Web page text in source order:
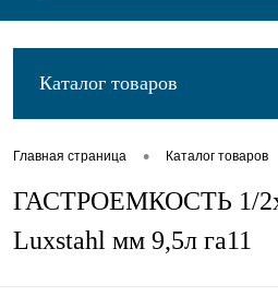
Каталог товаров
Главная страница • Каталог товаров
ГАСТРОЕМКОСТЬ 1/
Luxstahl мм 9,5л га11